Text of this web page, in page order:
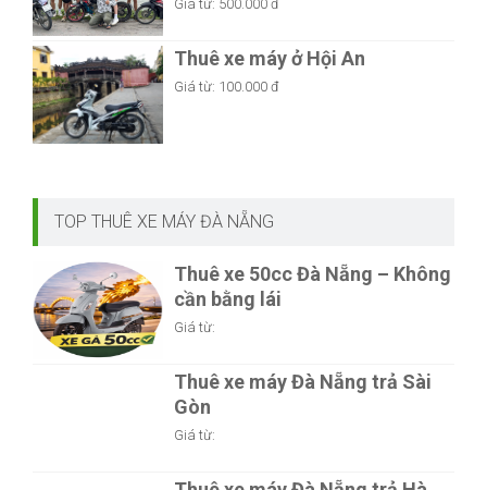
Giá từ: 500.000 đ
Thuê xe máy ở Hội An
Giá từ: 100.000 đ
TOP THUÊ XE MÁY ĐÀ NẴNG
Thuê xe 50cc Đà Nẵng – Không
cần bằng lái
Giá từ:
Thuê xe máy Đà Nẵng trả Sài
Gòn
Giá từ: